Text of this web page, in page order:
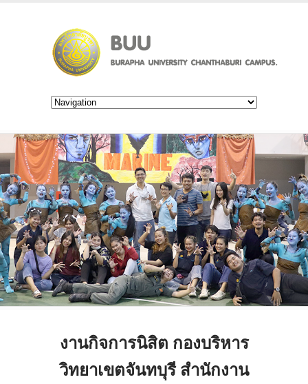
งานกิจการนิสิต กองบริหาร
วิทยาเขตจันทบุรี สำนักงาน